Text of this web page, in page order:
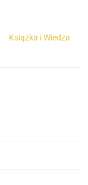
Książka i Wiedza